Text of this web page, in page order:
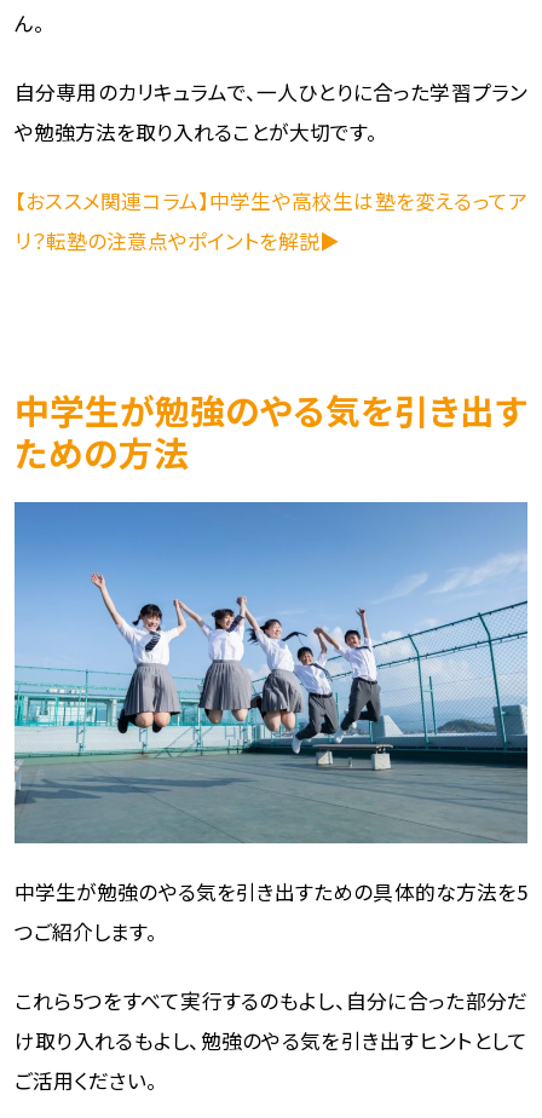
ん。
自分専用のカリキュラムで、一人ひとりに合った学習プラン
や勉強方法を取り入れることが大切です。
【おススメ関連コラム】中学生や高校生は塾を変えるってア
リ？転塾の注意点やポイントを解説▶
中学生が勉強のやる気を引き出す
ための方法
中学生が勉強のやる気を引き出すための具体的な方法を5
つご紹介します。
これら5つをすべて実行するのもよし、自分に合った部分だ
け取り入れるもよし、勉強のやる気を引き出すヒントとして
ご活用ください。